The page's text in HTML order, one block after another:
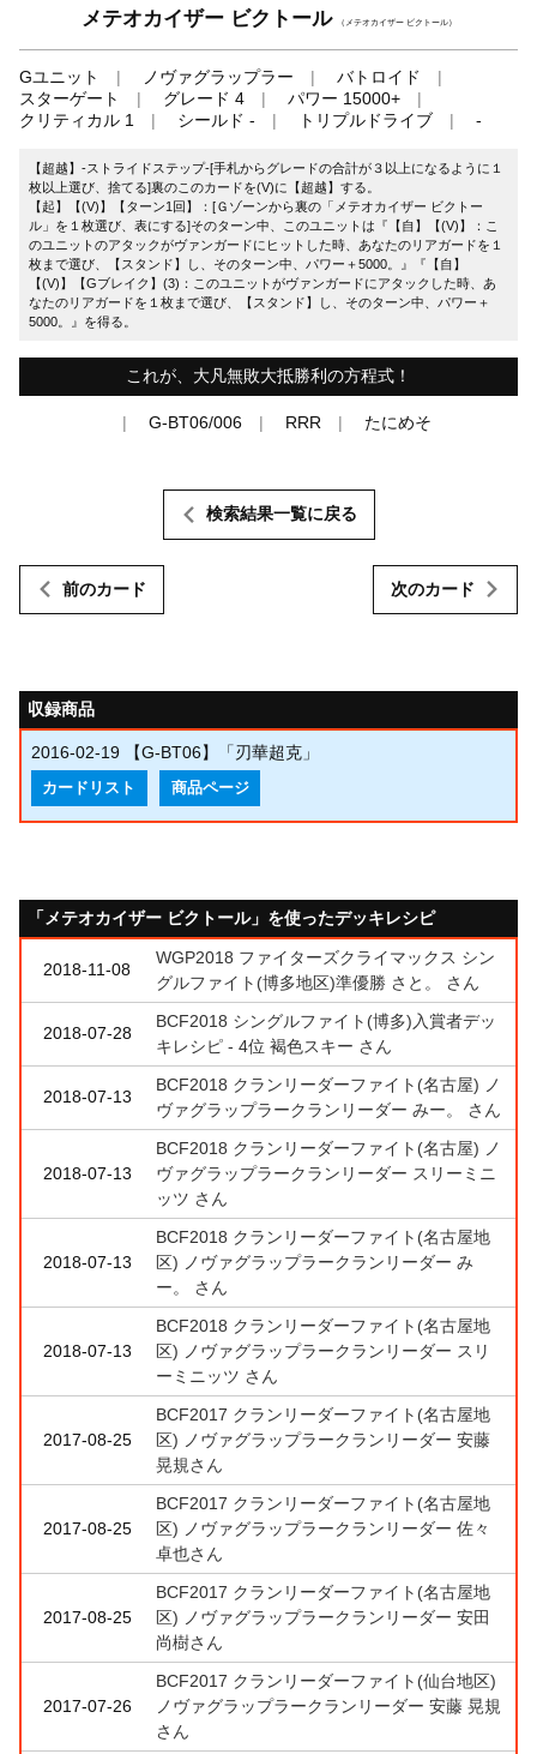
メテオカイザー ビクトール （メテオカイザー ビクトール）
Gユニット ノヴァグラップラー
バトロイド
スターゲート
グレード 4
パワー 15000+
クリティカル 1
シールド - トリプルドライブ -
【超越】-ストライドステップ-[手札からグレードの合計が３以上になるように１
枚以上選び、捨てる]裏のこのカードを(V)に【超越】する。
【起】【(V)】【ターン1回】：[Ｇゾーンから裏の「メテオカイザー ビクトー
ル」を１枚選び、表にする]そのターン中、このユニットは『【自】【(V)】：こ
のユニットのアタックがヴァンガードにヒットした時、あなたのリアガードを１
枚まで選び、【スタンド】し、そのターン中、パワー＋5000。』『【自】
【(V)】【Gブレイク】(3)：このユニットがヴァンガードにアタックした時、あ
なたのリアガードを１枚まで選び、【スタンド】し、そのターン中、パワー＋
5000。』を得る。
これが、大凡無敗大抵勝利の方程式！
G-BT06/006 RRR たにめそ
前のカード
検索結果一覧に戻る
次のカード
収録商品
2016-02-19 【G-BT06】「刃華超克」
カードリスト 商品ページ
「メテオカイザー ビクトール」を使ったデッキレシピ
2018-11-08
WGP2018 ファイターズクライマックス シン
グルファイト(博多地区)準優勝 さと。 さん
2018-07-28
BCF2018 シングルファイト(博多)入賞者デッ
キレシピ - 4位 褐色スキー さん
2018-07-13
BCF2018 クランリーダーファイト(名古屋) ノ
ヴァグラップラークランリーダー みー。 さん
2018-07-13
BCF2018 クランリーダーファイト(名古屋) ノ
ヴァグラップラークランリーダー スリーミニ
ッツ さん
2018-07-13
BCF2018 クランリーダーファイト(名古屋地
区) ノヴァグラップラークランリーダー み
ー。 さん
2018-07-13
BCF2018 クランリーダーファイト(名古屋地
区) ノヴァグラップラークランリーダー スリ
ーミニッツ さん
2017-08-25
BCF2017 クランリーダーファイト(名古屋地
区) ノヴァグラップラークランリーダー 安藤
晃規さん
2017-08-25
BCF2017 クランリーダーファイト(名古屋地
区) ノヴァグラップラークランリーダー 佐々
卓也さん
2017-08-25
BCF2017 クランリーダーファイト(名古屋地
区) ノヴァグラップラークランリーダー 安田
尚樹さん
2017-07-26
BCF2017 クランリーダーファイト(仙台地区)
ノヴァグラップラークランリーダー 安藤 晃規
さん